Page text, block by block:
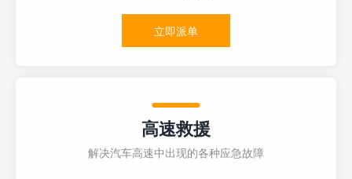
立即派单
高速救援
解决汽车高速中出现的各种应急故障